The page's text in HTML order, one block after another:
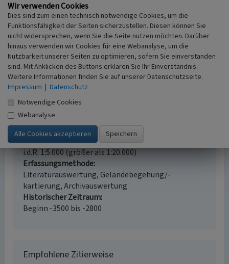
Langbett von Schrum LA 11
Schlagwörter
Megalithgrab
Ort
Schrum
Gesetzlich geschütztes Kulturdenkmal
Fachsicht(en)
Kulturlandschaftspflege, Archäologie,
Denkmalpflege
Erfassungsmaßstab
i.d.R. 1:5.000 (größer als 1:20.000)
Erfassungsmethode
Literaturauswertung, Geländebegehung/-
kartierung, Archivauswertung
Historischer Zeitraum
Beginn -3500 bis -2800
Empfohlene Zitierweise
Wir verwenden Cookies
Dies sind zum einen technisch notwendige Cookies, um die
Funktionsfähigkeit der Seiten sicherzustellen. Diesen können Sie
nicht widersprechen, wenn Sie die Seite nutzen möchten. Darüber
hinaus verwenden wir Cookies für eine Webanalyse, um die
Nutzbarkeit unserer Seiten zu optimieren, sofern Sie einverstanden
sind. Mit Anklicken des Buttons erklären Sie Ihr Einverständnis.
Weitere Informationen finden Sie auf unserer Datenschutzseite.
Impressum | Datenschutz
Notwendige Cookies
Webanalyse